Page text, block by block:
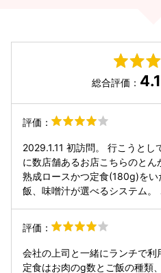
総合評価： 4.1
評価：
2029.1.11 初訪問。 行こうとしてたお店が都合合わず、市内
に数店舗あるお店こちらのとん
熟成ロースかつ定食(180g)を
飯、味噌汁が選べるシステム。
うさまでした。
評価：
会社の上司と一緒にランチで利用しました
定食はお肉のg数とご飯の種類